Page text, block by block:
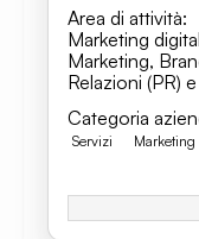
Area di attività:
Marketing
Marketing,
Relazioni (PR)
Categoria
Servizi Marketing